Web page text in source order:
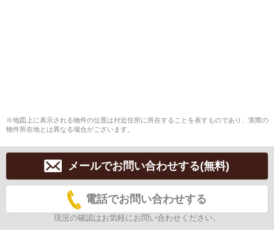
※地図上に表示される物件の位置は付近住所に所在することを表すものであり、実際の
物件所在地とは異なる場合がございます。
メールでお問い合わせする(無料)
電話でお問い合わせする
現況の確認はお気軽にお問い合わせください。